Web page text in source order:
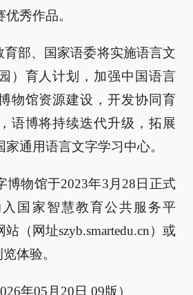
秀作品。
育部、国家语委将实施语言文
）育人计划，加强中国语言
物馆资源建设，开发协同育
语博将持续迭代升级，拓展
通用语言文字学习中心。
博物馆于2023年3月28日正式
国家智慧教育公共服务平
（网址szyb.smartedu.cn）或
体验。
年05月20日 09版）